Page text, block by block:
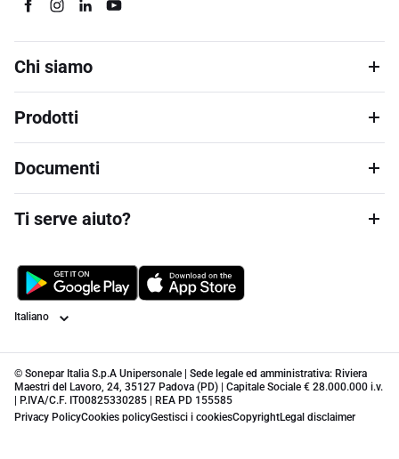
Chi siamo
Prodotti
Documenti
Ti serve aiuto?
Lingua
© Sonepar Italia S.p.A Unipersonale | Sede legale ed amministrativa: Riviera
Maestri del Lavoro, 24, 35127 Padova (PD) | Capitale Sociale € 28.000.000 i.v.
| P.IVA/C.F. IT00825330285 | REA PD 155585
Privacy PolicyCookies policyGestisci i cookiesCopyrightLegal disclaimer